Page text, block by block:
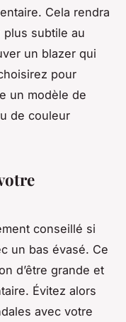
Cela rendra
plus subtile au
un blazer qui
pour
un modèle de
de couleur
conseillé si
un bas évasé. Ce
d’être grande et
Évitez alors
avec votre